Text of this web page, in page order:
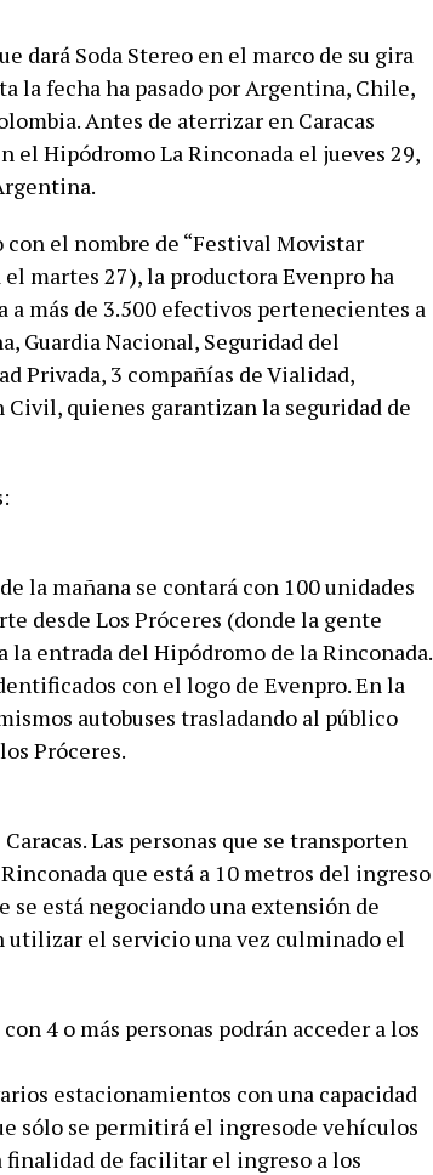
dará Soda Stereo en el marco de su gira
la fecha ha pasado por Argentina, Chile,
Antes de aterrizar en Caracas
el Hipódromo La Rinconada el jueves 29,
con el nombre de “Festival Movistar
martes 27), la productora Evenpro ha
más de 3.500 efectivos pertenecientes a
Guardia Nacional, Seguridad del
Privada, 3 compañías de Vialidad,
quienes garantizan la seguridad de
la mañana se contará con 100 unidades
desde Los Próceres (donde la gente
la entrada del Hipódromo de la Rinconada.
con el logo de Evenpro. En la
autobuses trasladando al público
Próceres.
Las personas que se transporten
que está a 10 metros del ingreso
está negociando una extensión de
utilizar el servicio una vez culminado el
4 o más personas podrán acceder a los
estacionamientos con una capacidad
sólo se permitirá el ingresode vehículos
finalidad de facilitar el ingreso a los